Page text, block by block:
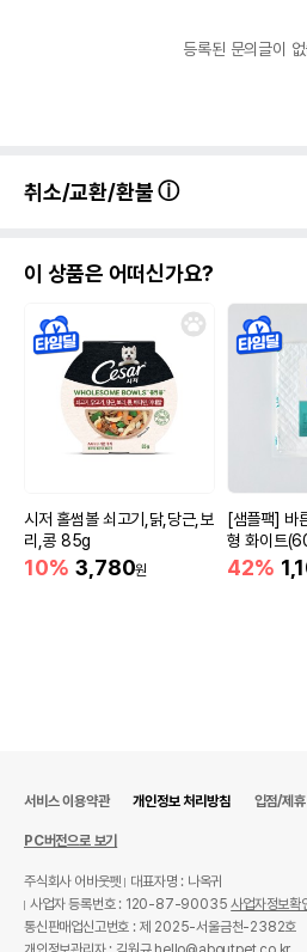
등록된 문의글이
취소/교환/환불
이 상품은 어떠신가요?
시저 홀썸볼 쇠고기,닭,당근,보
리,콩 85g
10% 3,780원
[샘플팩] 바
형 화이트
42%
서비스 이용약관 개인정보 처리방침 입점/제
PC버전으로 보기
주식회사 어바웃펫
대표자명 : 나옥귀
사업자 등록번호 : 120-87-90035사업자정보확
통신판매업신고번호 : 제 2025-서울금천-2382호